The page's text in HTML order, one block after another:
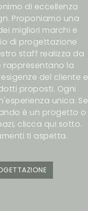
di eccellenza
Proponiamo una
migliori marchi e
di progettazione
staff realizza da
la
del cliente e
proposti. Ogni
unica. Se
è un progetto o
clicca qui sotto.
ti aspetta.